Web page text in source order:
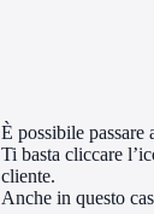
È possibile
Ti basta cliccare
cliente.
Anche in questo